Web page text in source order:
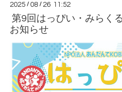
2025 /08 / 26 11:52
第9回はっぴい・みらく
お知らせ